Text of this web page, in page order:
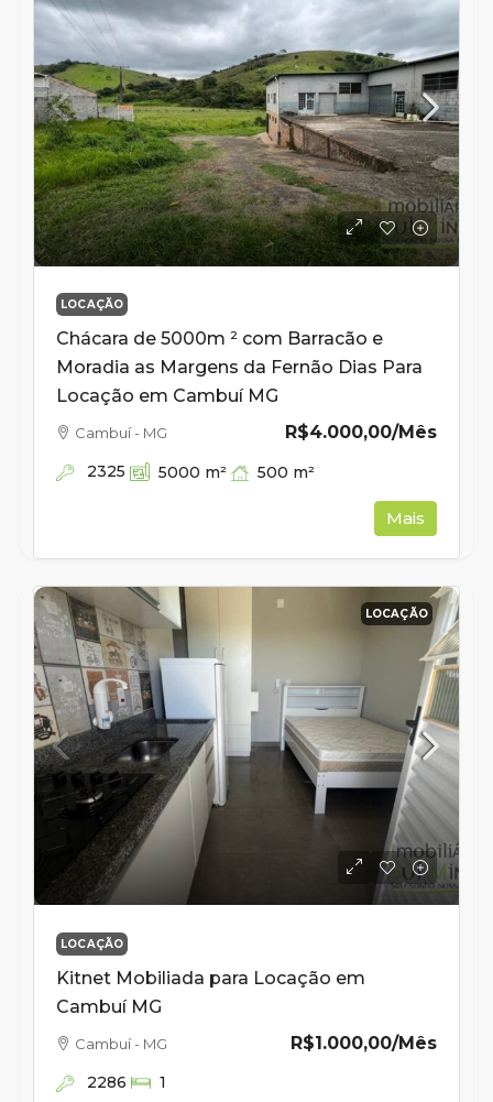
LOCAÇÃO
Chácara de 5000m ² com Barracão e
Moradia as Margens da Fernão Dias Para
Locação em Cambuí MG
R$4.000,00/Mês
Cambuí - MG
2325 5000 m² 500 m²
Mais
LOCAÇÃO
LOCAÇÃO
Kitnet Mobiliada para Locação em
Cambuí MG
R$1.000,00/Mês
Cambuí - MG
2286 1